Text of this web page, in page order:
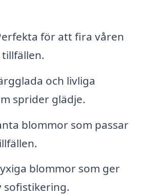
för att fira våren
och livliga
sprider glädje.
blommor som passar
blommor som ger
sofistikering.